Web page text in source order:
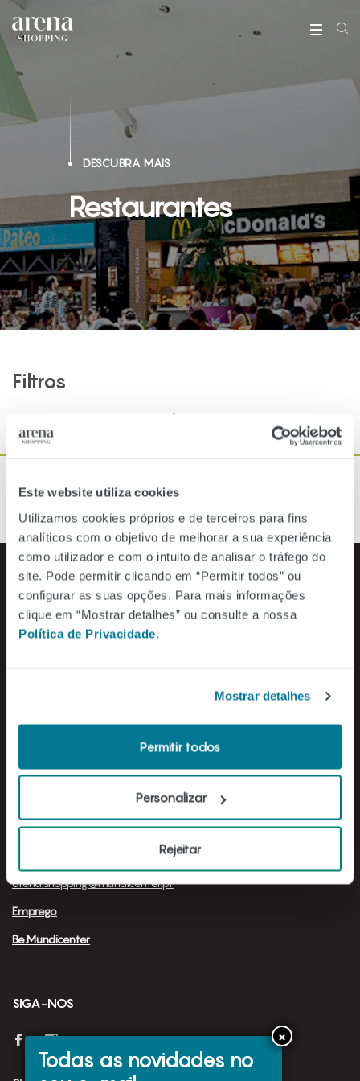
Este website utiliza cookies
Utilizamos cookies próprios e de terceiros para fins
analíticos com o objetivo de melhorar a sua experiência
como utilizador e com o intuito de analisar o tráfego do
site. Pode permitir clicando em “Permitir todos” ou
configurar as suas opções. Para mais informações
clique em “Mostrar detalhes” ou consulte a nossa
Política de Privacidade.
Mostrar detalhes
Permitir todos
Personalizar
Rejeitar
DESCUBRA MAIS
Restaurantes
Filtros
Ordenar por categoria
Horário de funcionamento
Rua António Alves Ferreira, Nº2
Administração: 261 337 080
(Chamada para rede fixa nacional)
: 261 337 094
(Chamada para rede fixa nacional)
arena.shopping@mundicenter.pt
Emprego
Be.Mundicenter
SIGA-NOS
Todas as novidades no